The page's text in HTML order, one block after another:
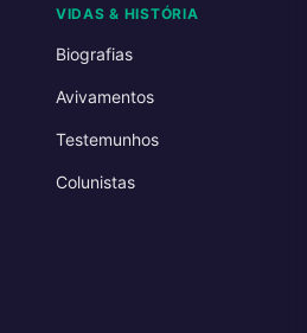
VIDAS & HISTÓRIA
Biografias
Avivamentos
Testemunhos
Colunistas